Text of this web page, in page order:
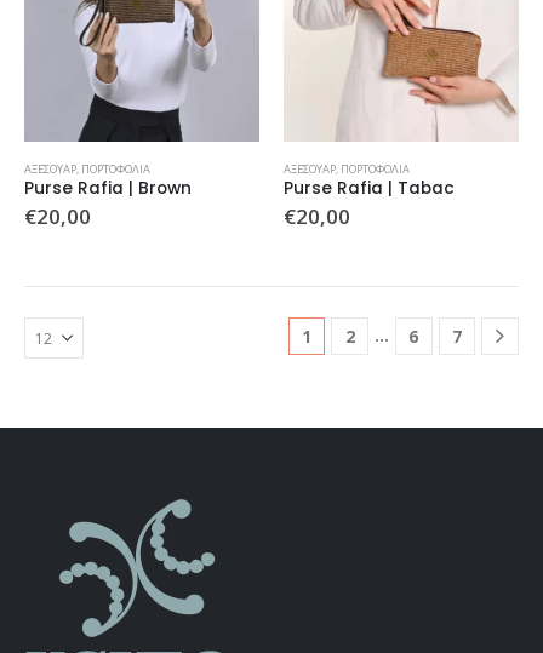
ΑΞΕΣΟΥΆΡ, ΠΟΡΤΟΦΌΛΙΑ
Purse Rafia | Brown
€20,00
ΑΞΕΣΟΥΆΡ, ΠΟΡΤΟΦΌΛΙΑ
Purse Rafia | Tabac
€20,00
1 2 … 6 7